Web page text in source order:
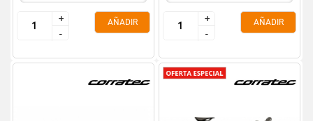
+
-
+
-
AÑADIR
+
-
+
-
AÑADIR